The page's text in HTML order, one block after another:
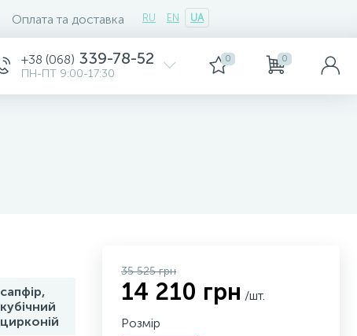
Оплата та доставка RU EN UA
+38 (068) 339-78-52
ПН-ПТ 9:00-17:30
0 0
сапфір,
кубічний
цирконій
35 525 грн
14 210 грн /шт.
Розмір